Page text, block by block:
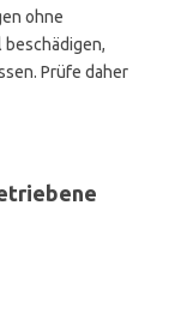
ohne
beschädigen,
Prüfe daher